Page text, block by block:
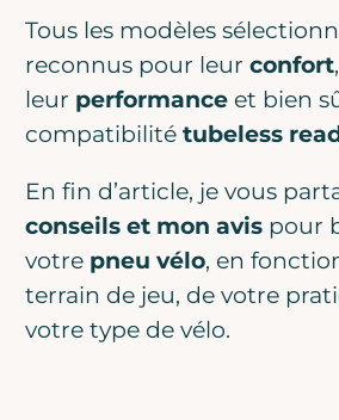
Tous les modèles
reconnus pour leurconfort
leur performance et bien
compatibilitétubeless
En fin d’article, je vous
conseils et mon avis pour
votre pneu vélo, en
terrain de jeu, de votre
votre type de vélo.